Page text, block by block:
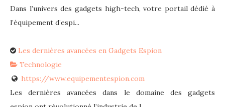
Dans l’univers des gadgets high-tech, votre portail dédié à
l’équipement d’espi...
Les dernières avancées en Gadgets Espion
Technologie
https://www.equipementespion.com
Les dernières avancées dans le domaine des gadgets